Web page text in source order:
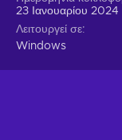
23 Ιανουαρίου 2024
Λειτουργεί σε
Windows